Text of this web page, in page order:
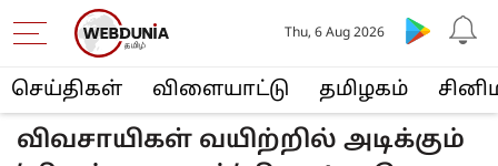
செய்திகள் விளையா‌ட்டு த‌மிழக‌ம்
Thu, 6 Aug 2026
விவசாயிகள் வயிற்றில் அடிக்கும்